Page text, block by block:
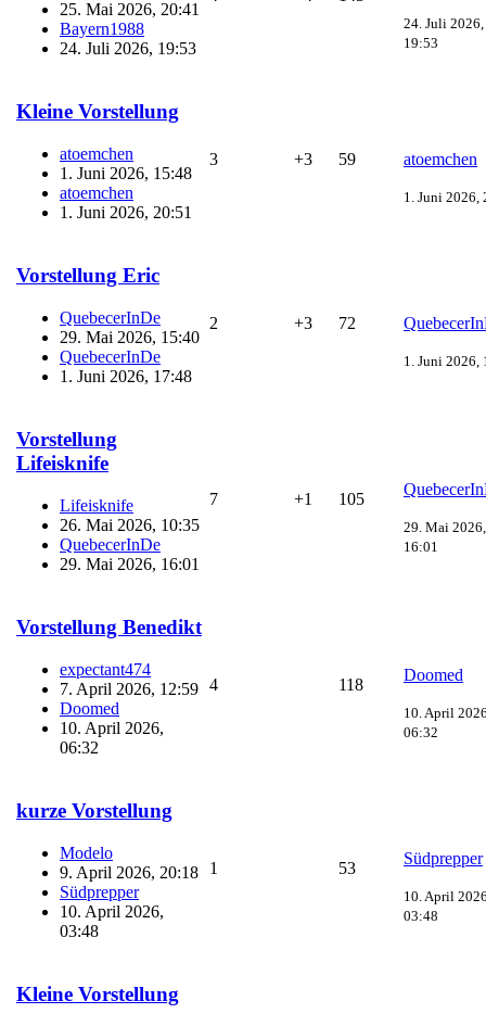
25. Mai 2026, 20:41
Bayern1988
24. Juli 2026, 19:53
24. Juli 2026,
19:53
Kleine Vorstellung
atoemchen
1. Juni 2026, 15:48
atoemchen
1. Juni 2026, 20:51
3 +3 59 atoemchen
1. Juni 2026,
Vorstellung Eric
QuebecerInDe
29. Mai 2026, 15:40
QuebecerInDe
1. Juni 2026, 17:48
2 +3 72
1. Juni 2026,
Vorstellung
Lifeisknife
Lifeisknife
26. Mai 2026, 10:35
QuebecerInDe
29. Mai 2026, 16:01
7 +1 105
29. Mai 2026,
16:01
Vorstellung Benedikt
expectant474
7. April 2026, 12:59
Doomed
10. April 2026,
06:32
4 118
Doomed
10. April
06:32
kurze Vorstellung
Modelo
9. April 2026, 20:18
Südprepper
10. April 2026,
03:48
1 53
Südprepper
10. April
03:48
Kleine Vorstellung